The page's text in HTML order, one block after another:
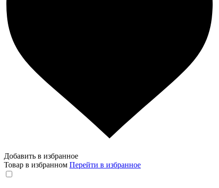
Добавить в избранное
Товар в избранном Перейти в избранное